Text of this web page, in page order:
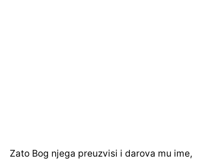
Zato Bog njega preuzvisi i darova mu ime,